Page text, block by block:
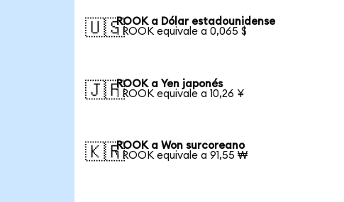
🇺🇸ROOK a Dólar estadounidense
1 ROOK equivale a 0,065 $
🇯🇵ROOK a Yen japonés
1 ROOK equivale a 10,26 ¥
🇰🇷ROOK a Won surcoreano
1 ROOK equivale a 91,55 ₩